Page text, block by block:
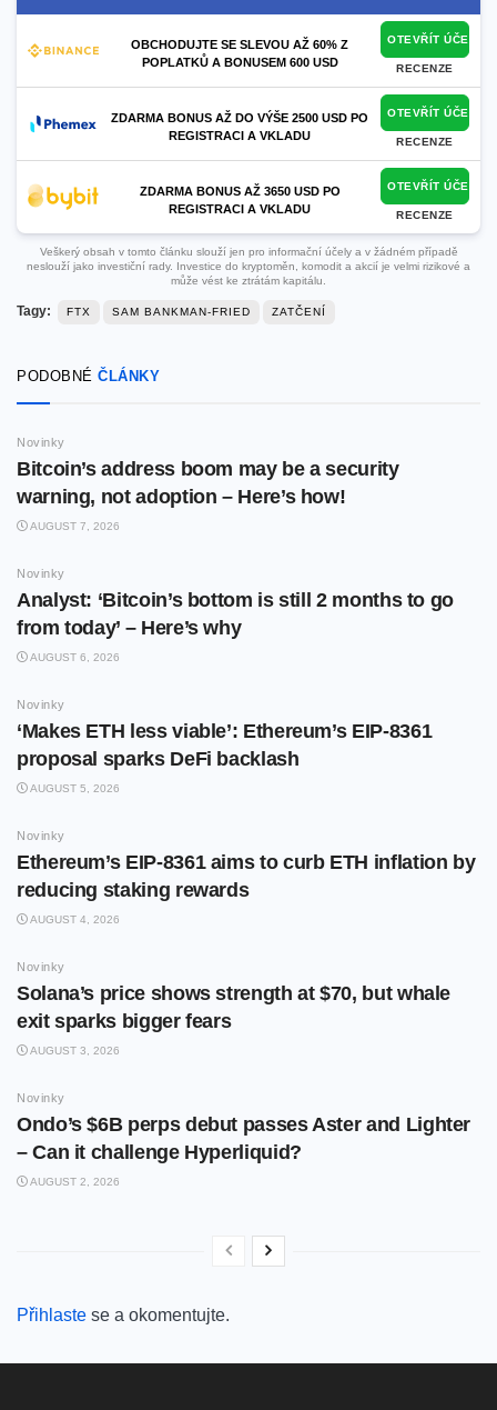
OBCHODUJTE SE SLEVOU AŽ 60% Z
POPLATKŮ A BONUSEM 600 USD
OTEVŘÍT ÚČET
RECENZE
ZDARMA BONUS AŽ DO VÝŠE 2500 USD PO
REGISTRACI A VKLADU
OTEVŘÍT ÚČET
RECENZE
ZDARMA BONUS AŽ 3650 USD PO
REGISTRACI A VKLADU
OTEVŘÍT ÚČET
RECENZE
Veškerý obsah v tomto článku slouží jen pro informační účely a v žádném případě
neslouží jako investiční rady. Investice do kryptoměn, komodit a akcií je velmi rizikové a
může vést ke ztrátám kapitálu.
Tagy: FTX SAM BANKMAN-FRIED ZATČENÍ
PODOBNÉ ČLÁNKY
Novinky
Bitcoin’s address boom may be a security
warning, not adoption – Here’s how!
AUGUST 7, 2026
Novinky
Analyst: ‘Bitcoin’s bottom is still 2 months to go
from today’ – Here’s why
AUGUST 6, 2026
Novinky
‘Makes ETH less viable’: Ethereum’s EIP-8361
proposal sparks DeFi backlash
AUGUST 5, 2026
Novinky
Ethereum’s EIP-8361 aims to curb ETH inflation by
reducing staking rewards
AUGUST 4, 2026
Novinky
Solana’s price shows strength at $70, but whale
exit sparks bigger fears
AUGUST 3, 2026
Novinky
Ondo’s $6B perps debut passes Aster and Lighter
– Can it challenge Hyperliquid?
AUGUST 2, 2026
Přihlaste se a okomentujte.